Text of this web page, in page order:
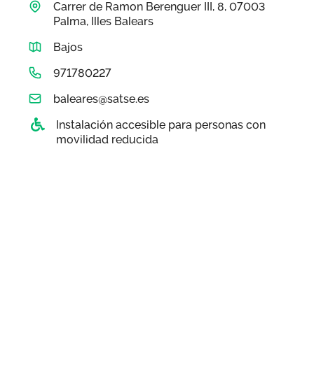
Documentos
Publicaciones
Vídeos
CIDEFIB
Campañas
Área privada
Carrer de Ramon Berenguer III, 8, 07003
Palma, Illes Balears
Bajos
971780227
baleares@satse.es
Instalación accesible para personas con
movilidad reducida